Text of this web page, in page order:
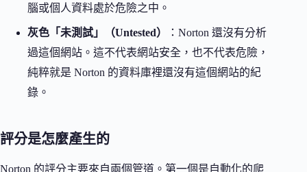
腦或個人資料處於危險之中。
灰色「未測試」（Untested）
：Norton 還沒有分析
過這個網站。這不代表網站安全，也不代表危險，
純粹就是 Norton 的資料庫裡還沒有這個網站的紀
錄。
評分是怎麼產生的
Norton 的評分主要來自兩個管道。第一個是自動化的爬